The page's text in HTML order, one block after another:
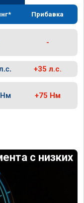
Прибавка
-
+35 л.с.
+75 Нм
с низких